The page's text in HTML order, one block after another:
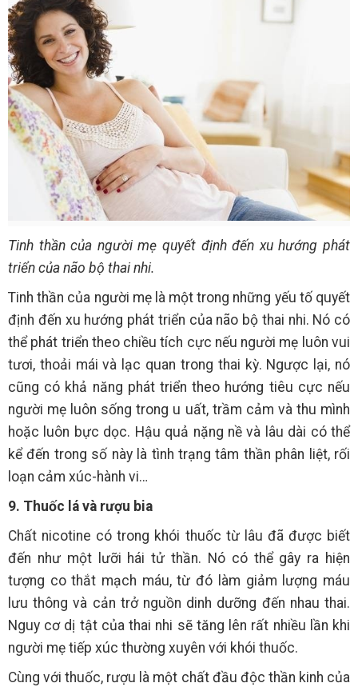
Tinh thần của người mẹ quyết định đến xu hướng phát
triển của não bộ thai nhi.
Tinh thần của người mẹ là một trong những yếu tố quyết
định đến xu hướng phát triển của não bộ thai nhi. Nó có
thể phát triển theo chiều tích cực nếu người mẹ luôn vui
tươi, thoải mái và lạc quan trong thai kỳ. Ngược lại, nó
cũng có khả năng phát triển theo hướng tiêu cực nếu
người mẹ luôn sống trong u uất, trầm cảm và thu mình
hoặc luôn bực dọc. Hậu quả nặng nề và lâu dài có thể
kể đến trong số này là tình trạng tâm thần phân liệt, rối
loạn cảm xúc-hành vi…
9. Thuốc lá và rượu bia
Chất nicotine có trong khói thuốc từ lâu đã được biết
đến như một lưỡi hái tử thần. Nó có thể gây ra hiện
tượng co thắt mạch máu, từ đó làm giảm lượng máu
lưu thông và cản trở nguồn dinh dưỡng đến nhau thai.
Nguy cơ dị tật của thai nhi sẽ tăng lên rất nhiều lần khi
người mẹ tiếp xúc thường xuyên với khói thuốc.
Cùng với thuốc, rượu là một chất đầu độc thần kinh của